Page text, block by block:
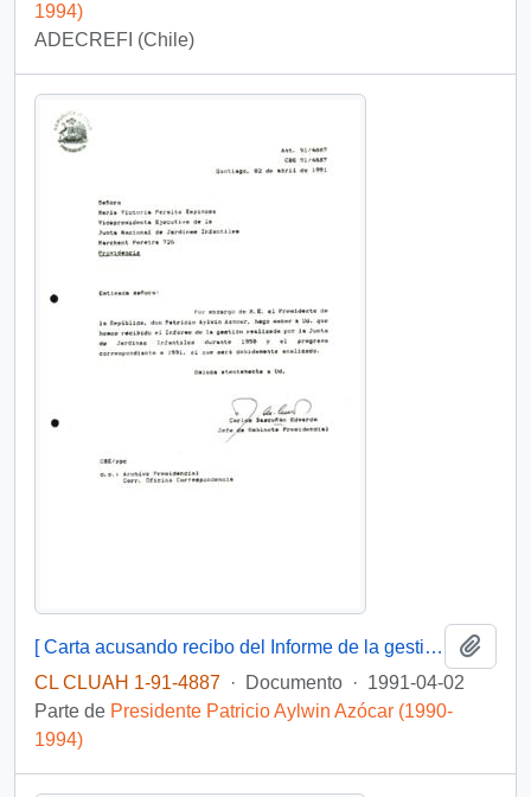
1994)
ADECREFI (Chile)
[ Carta acusando recibo del Informe de la gestión realizada por la Junta de Jardines Infantiles durante 1990 y el programa correspondiente a 1991]
CL CLUAH 1-91-4887 · Documento · 1991-04-02
Parte de Presidente Patricio Aylwin Azócar (1990-
1994)